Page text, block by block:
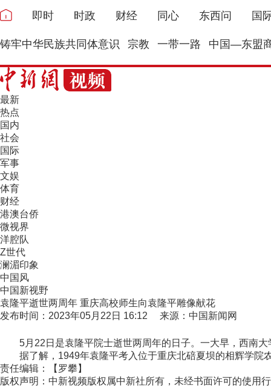
即时 时政 财经 同心 东西问 国
铸牢中华民族共同体意识 宗教 一带一路 中国—东盟
最新
热点
国内
社会
国际
军事
文娱
体育
财经
港澳台侨
微视界
洋腔队
Z世代
澜湄印象
中国风
中国新视野
袁隆平逝世两周年 重庆高校师生向袁隆平雕像献花
发布时间：2023年05月22日 16:12 来源：中国新闻网
5月22日是袁隆平院士逝世两周年的日子。一大早，西南大
据了解，1949年袁隆平考入位于重庆北碚夏坝的相辉学院
责任编辑：【罗攀】
版权声明：中新视频版权属中新社所有，未经书面许可的使用